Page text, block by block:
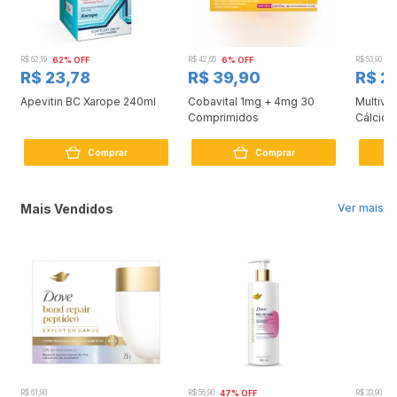
R$ 62,19 62% OFF
R$ 23,78
Apevitin BC Xarope 240ml
Comprar
R$ 42,65 6% OFF
R$ 39,90
Cobavital 1mg + 4mg 30
Comprimidos
Comprar
R$ 53,90
R$
Cálcio
Ver mais
Mais Vendidos
R$ 61,90 R$ 56,90 47% OFF R$ 33,90